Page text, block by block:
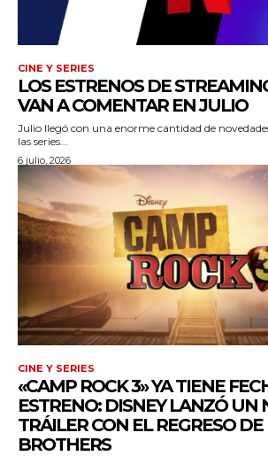
CINE Y SERIES
LOS ESTRENOS DE
VAN A COMENTAR EN JULIO
Julio llegó con una enorme cantidad de
las series...
6 julio, 2026
CINE Y SERIES
«CAMP ROCK 3» YA TIENE
ESTRENO: DISNEY LANZÓ UN
TRÁILER CON EL REGRESO
BROTHERS